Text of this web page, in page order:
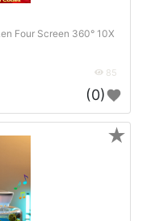
Four Screen 360° 10X
85
(0)
★